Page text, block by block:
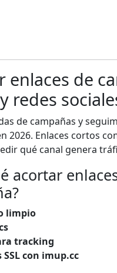
enlaces de
redes
de campañas y
2026. Enlaces cortos
qué canal genera
acortar
limpio
tracking
SSL con imup.cc